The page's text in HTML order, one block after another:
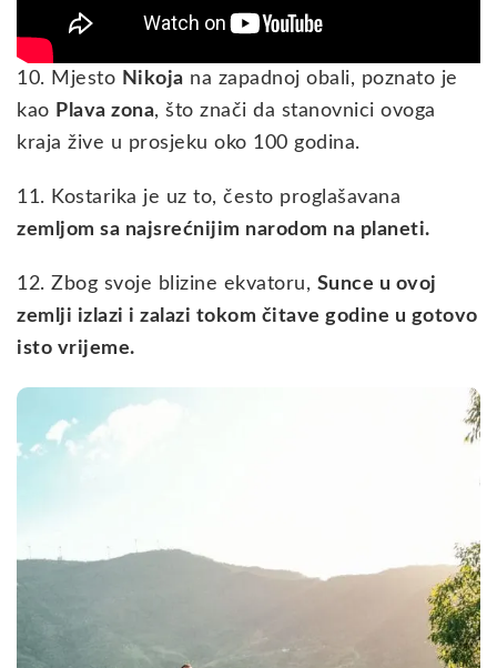
10. Mjesto Nikoja na zapadnoj obali, poznato je
kao Plava zona, što znači da stanovnici ovoga
kraja žive u prosjeku oko 100 godina.
11. Kostarika je uz to, često proglašavana
zemljom sa najsrećnijim narodom na planeti.
12. Zbog svoje blizine ekvatoru, Sunce u ovoj
zemlji izlazi i zalazi tokom čitave godine u gotovo
isto vrijeme.